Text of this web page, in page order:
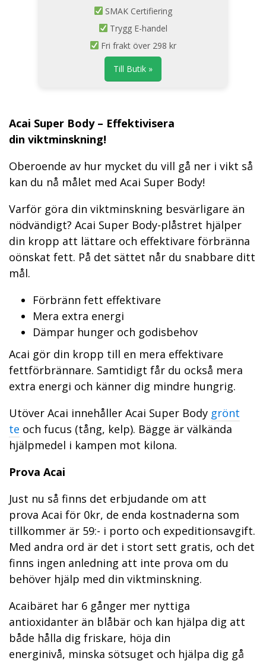
SMAK Certifiering
Trygg E-handel
Fri frakt över 298 kr
Till Butik »
Acai Super Body – Effektivisera
din viktminskning!
Oberoende av hur mycket du vill gå ner i vikt så
kan du nå målet med Acai Super Body!
Varför göra din viktminskning besvärligare än
nödvändigt? Acai Super Body-plåstret hjälper
din kropp att lättare och effektivare förbränna
oönskat fett. På det sättet når du snabbare ditt
mål.
Förbränn fett effektivare
Mera extra energi
Dämpar hunger och godisbehov
Acai gör din kropp till en mera effektivare
fettförbrännare. Samtidigt får du också mera
extra energi och känner dig mindre hungrig.
Utöver Acai innehåller Acai Super Body grönt
te och fucus (tång, kelp). Bägge är välkända
hjälpmedel i kampen mot kilona.
Prova Acai
Just nu så finns det erbjudande om att
prova Acai för 0kr, de enda kostnaderna som
tillkommer är 59:- i porto och expeditionsavgift.
Med andra ord är det i stort sett gratis, och det
finns ingen anledning att inte prova om du
behöver hjälp med din viktminskning.
Acaibäret har 6 gånger mer nyttiga
antioxidanter än blåbär och kan hjälpa dig att
både hålla dig friskare, höja din
energinivå, minska sötsuget och hjälpa dig gå